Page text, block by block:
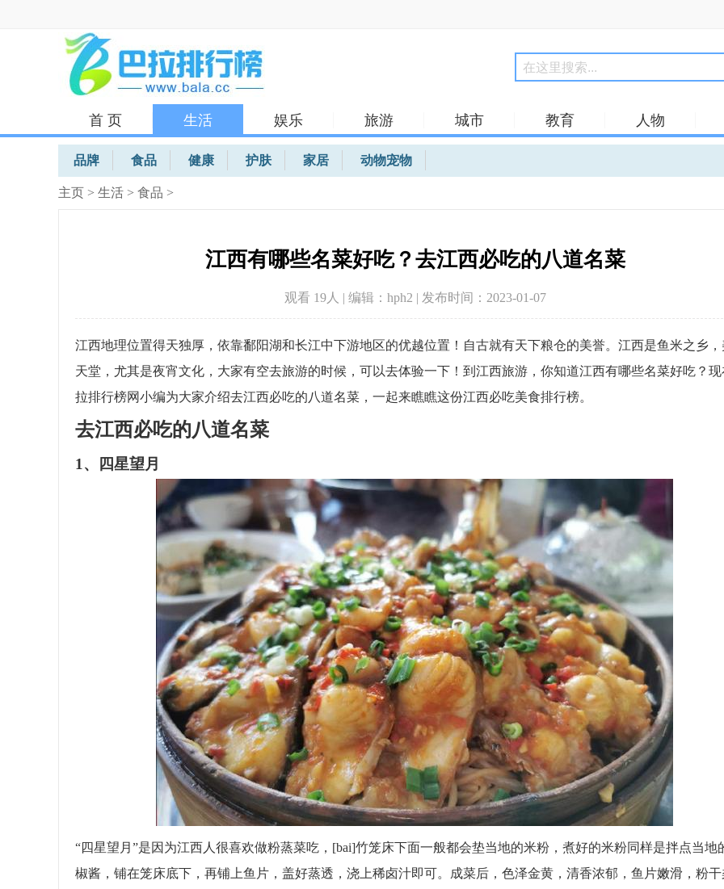
首 页 生活 娱乐 旅游 城市 教育
人物
体育
品牌 食品 健康 护肤 家居 动物宠物
主页 > 生活 > 食品 >
江西有哪些名菜好吃？去江西必吃的八道名菜
观看 19 人 | 编辑：hph2 | 发布时间：2023-01-07
江西地理位置得天独厚，依靠鄱阳湖和长江中下游地区的优越位置！自古就有天下粮仓的美誉。江西是鱼米之乡
天堂，尤其是夜宵文化，大家有空去旅游的时候，可以去体验一下！到江西旅游，你知道江西有哪些名菜好吃？
拉排行榜网小编为大家介绍去江西必吃的八道名菜，一起来瞧瞧这份江西必吃美食排行榜。
去江西必吃的八道名菜
1、四星望月
“四星望月”是因为江西人很喜欢做粉蒸菜吃，[bai]竹笼床下面一般都会垫当地的米粉，煮好的米粉同样是拌点当地
椒酱，铺在笼床底下，再铺上鱼片，盖好蒸透，浇上稀卤汁即可。成菜后，色泽金黄，清香浓郁，鱼片嫩滑，粉干